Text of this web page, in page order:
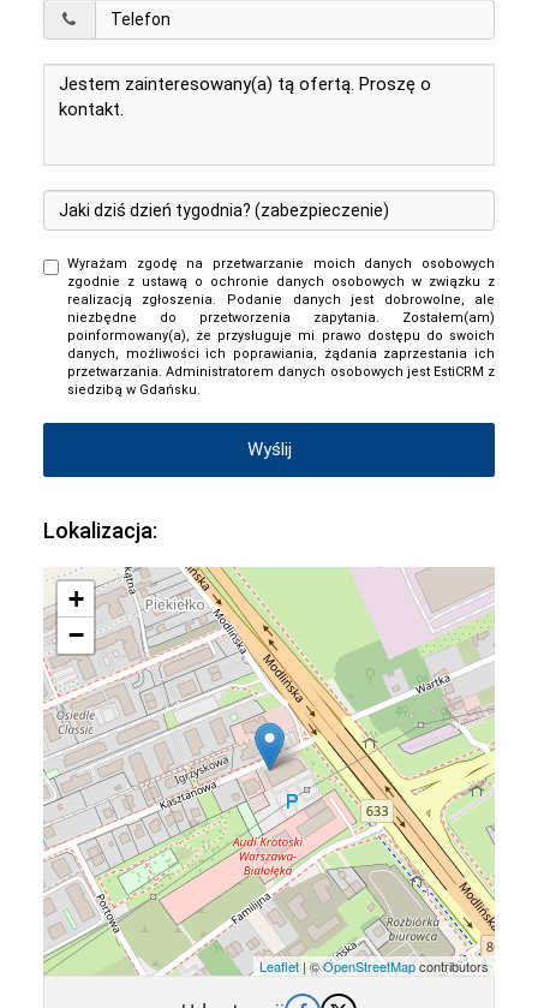
Wyrażam zgodę na przetwarzanie moich danych osobowych
zgodnie z ustawą o ochronie danych osobowych w związku z
realizacją zgłoszenia. Podanie danych jest dobrowolne, ale
niezbędne do przetworzenia zapytania. Zostałem(am)
poinformowany(a), że przysługuje mi prawo dostępu do swoich
danych, możliwości ich poprawiania, żądania zaprzestania ich
przetwarzania. Administratorem danych osobowych jest EstiCRM z
siedzibą w Gdańsku.
Lokalizacja:
+
−
Leaflet | ©OpenStreetMapcontributors